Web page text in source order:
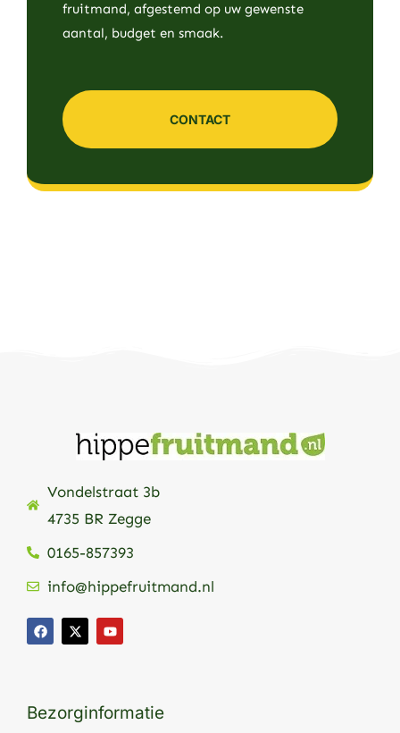
fruitmand, afgestemd op uw gewenste
aantal, budget en smaak.
CONTACT
Vondelstraat 3b
4735 BR Zegge
0165-857393
info@hippefruitmand.nl
Bezorginformatie